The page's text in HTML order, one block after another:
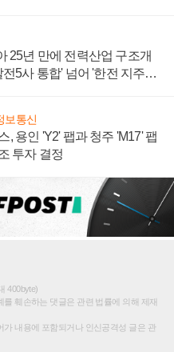
25년 만에 전력산업 구조개
전5사 통합' 넘어 '한전 지주사'
보통신
, 용인 'Y2' 팹과 청주 'M17' 팹
투자 결정
400byte)
훼손하는 댓글은 관련 법률에 의해 제재
내용에 포함되거나 인신공격성 글은 관